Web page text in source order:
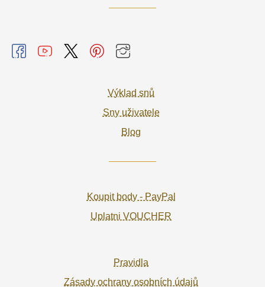
Výklad snů
Sny uživatele
Blog
Koupit body - PayPal
Uplatni VOUCHER
Pravidla
Zásady ochrany osobních údajů